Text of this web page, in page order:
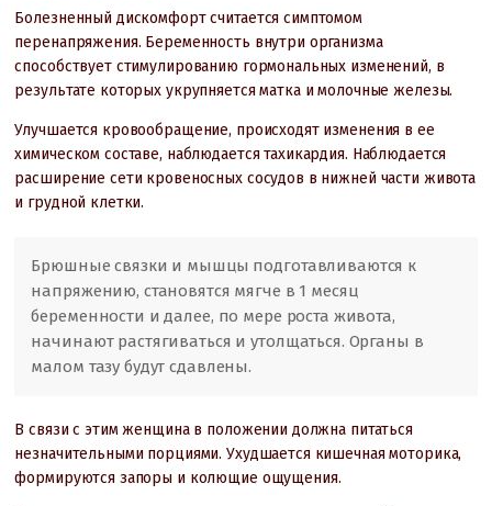
Болезненный дискомфорт считается симптомом
перенапряжения. Беременность внутри организма
способствует стимулированию гормональных изменений, в
результате которых укрупняется матка и молочные железы.
Улучшается кровообращение, происходят изменения в ее
химическом составе, наблюдается тахикардия. Наблюдается
расширение сети кровеносных сосудов в нижней части живота
и грудной клетки.
Брюшные связки и мышцы подготавливаются к
напряжению, становятся мягче в 1 месяц
беременности и далее, по мере роста живота,
начинают растягиваться и утолщаться. Органы в
малом тазу будут сдавлены.
В связи с этим женщина в положении должна питаться
незначительными порциями. Ухудшается кишечная моторика,
формируются запоры и колющие ощущения.